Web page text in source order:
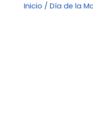
Inicio / Día de la